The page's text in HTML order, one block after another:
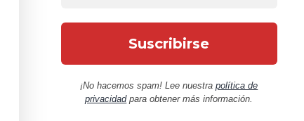
¡No hacemos spam! Lee nuestrapolítica de
privacidadpara obtener más información.